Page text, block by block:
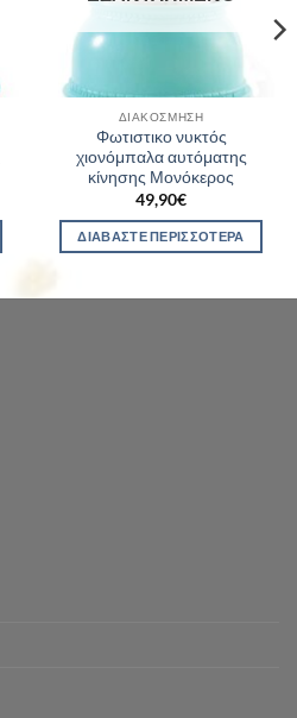
ΔΙΑΚΌΣΜΗΣΗ
Φωτιστικο νυκτός
χιονόμπαλα αυτόματης
κίνησης Μονόκερος
49,90€
ΔΙΑΒΆΣΤΕ ΠΕΡΙΣΣΌΤΕΡΑ